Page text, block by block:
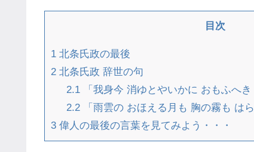
目次
1 北条氏政の最後
2 北条氏政 辞世の句
2.1「我身今 消ゆとやいかに おもふへき
2.2「雨雲の おほえる月も 胸の霧も はら
3 偉人の最後の言葉を見てみよう・・・